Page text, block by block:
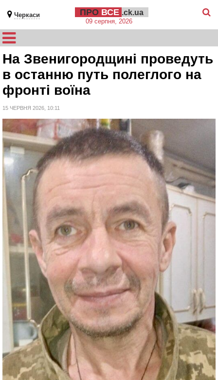
Черкаси ПРО ВСЕ .ck.ua
09 серпня, 2026
На Звенигородщині проведуть
в останню путь полеглого на
фронті воїна
15 ЧЕРВНЯ 2026, 10:11